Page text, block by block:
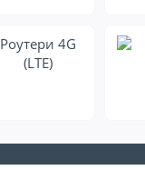
Роутери 4G
(LTE)